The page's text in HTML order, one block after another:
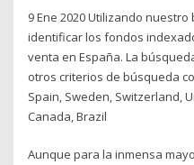
9 Ene 2020 Utilizando
identificar los fondos
venta en España. La
otros criterios de búsqueda
Spain, Sweden, Switzerland,
Canada, Brazil
Aunque para la inmensa